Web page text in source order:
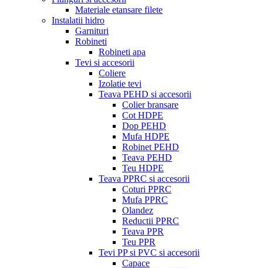
Materiale etansare filete
Instalatii hidro
Garnituri
Robineti
Robineti apa
Tevi si accesorii
Coliere
Izolatie tevi
Teava PEHD si accesorii
Colier bransare
Cot HDPE
Dop PEHD
Mufa HDPE
Robinet PEHD
Teava PEHD
Teu HDPE
Teava PPRC si accesorii
Coturi PPRC
Mufa PPRC
Olandez
Reductii PPRC
Teava PPR
Teu PPR
Tevi PP si PVC si accesorii
Capace